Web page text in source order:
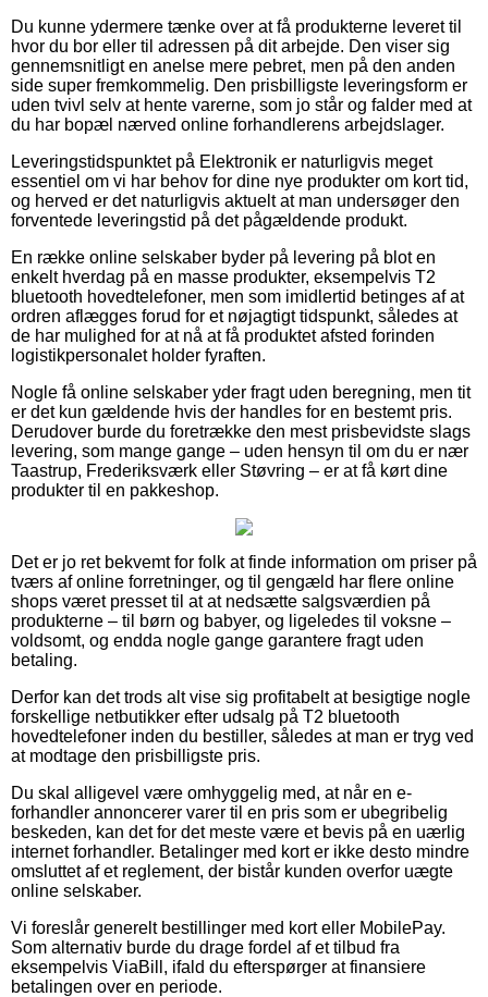
Du kunne ydermere tænke over at få produkterne leveret til
hvor du bor eller til adressen på dit arbejde. Den viser sig
gennemsnitligt en anelse mere pebret, men på den anden
side super fremkommelig. Den prisbilligste leveringsform er
uden tvivl selv at hente varerne, som jo står og falder med at
du har bopæl nærved online forhandlerens arbejdslager.
Leveringstidspunktet på Elektronik er naturligvis meget
essentiel om vi har behov for dine nye produkter om kort tid,
og herved er det naturligvis aktuelt at man undersøger den
forventede leveringstid på det pågældende produkt.
En række online selskaber byder på levering på blot en
enkelt hverdag på en masse produkter, eksempelvis T2
bluetooth hovedtelefoner, men som imidlertid betinges af at
ordren aflægges forud for et nøjagtigt tidspunkt, således at
de har mulighed for at nå at få produktet afsted forinden
logistikpersonalet holder fyraften.
Nogle få online selskaber yder fragt uden beregning, men tit
er det kun gældende hvis der handles for en bestemt pris.
Derudover burde du foretrække den mest prisbevidste slags
levering, som mange gange – uden hensyn til om du er nær
Taastrup, Frederiksværk eller Støvring – er at få kørt dine
produkter til en pakkeshop.
Det er jo ret bekvemt for folk at finde information om priser på
tværs af online forretninger, og til gengæld har flere online
shops været presset til at at nedsætte salgsværdien på
produkterne – til børn og babyer, og ligeledes til voksne –
voldsomt, og endda nogle gange garantere fragt uden
betaling.
Derfor kan det trods alt vise sig profitabelt at besigtige nogle
forskellige netbutikker efter udsalg på T2 bluetooth
hovedtelefoner inden du bestiller, således at man er tryg ved
at modtage den prisbilligste pris.
Du skal alligevel være omhyggelig med, at når en e-
forhandler annoncerer varer til en pris som er ubegribelig
beskeden, kan det for det meste være et bevis på en uærlig
internet forhandler. Betalinger med kort er ikke desto mindre
omsluttet af et reglement, der bistår kunden overfor uægte
online selskaber.
Vi foreslår generelt bestillinger med kort eller MobilePay.
Som alternativ burde du drage fordel af et tilbud fra
eksempelvis ViaBill, ifald du efterspørger at finansiere
betalingen over en periode.